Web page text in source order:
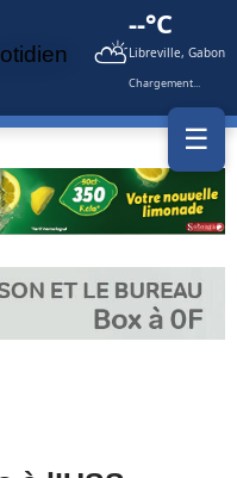
⛅
--°C
Libreville, Gabon
Chargement...
☰